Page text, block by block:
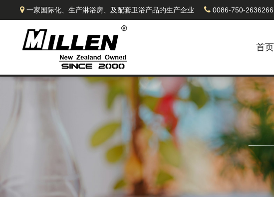
一家国际化、生产淋浴房、及配套卫浴产品的生产企业 0086-750-2636266
首页